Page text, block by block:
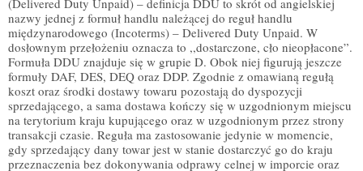
(Delivered Duty Unpaid) – definicja DDU to skrót od angielskiej
nazwy jednej z formuł handlu należącej do reguł handlu
międzynarodowego (Incoterms) – Delivered Duty Unpaid. W
dosłownym przełożeniu oznacza to ,,dostarczone, cło nieopłacone”.
Formuła DDU znajduje się w grupie D. Obok niej figurują jeszcze
formuły DAF, DES, DEQ oraz DDP. Zgodnie z omawianą regułą
koszt oraz środki dostawy towaru pozostają do dyspozycji
sprzedającego, a sama dostawa kończy się w uzgodnionym miejscu
na terytorium kraju kupującego oraz w uzgodnionym przez strony
transakcji czasie. Reguła ma zastosowanie jedynie w momencie,
gdy sprzedający dany towar jest w stanie dostarczyć go do kraju
przeznaczenia bez dokonywania odprawy celnej w imporcie oraz